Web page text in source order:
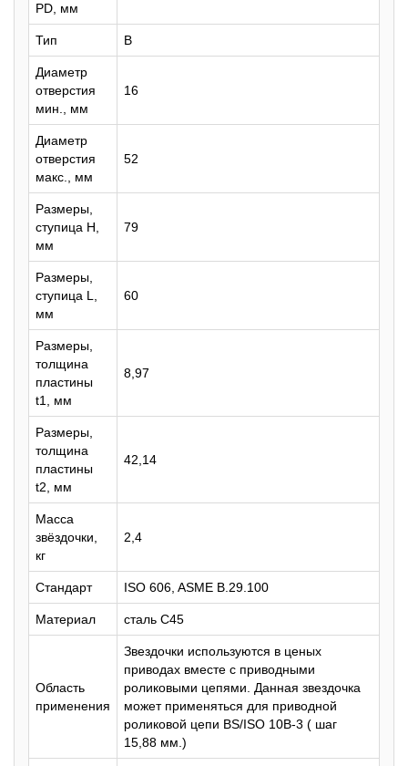
PD, мм
Тип B
Диаметр
отверстия
мин., мм
16
Диаметр
отверстия
макс., мм
52
Размеры,
ступица H,
мм
79
Размеры,
ступица L,
мм
60
Размеры,
толщина
пластины
t1, мм
8,97
Размеры,
толщина
пластины
t2, мм
42,14
Масса
звёздочки,
кг
2,4
Стандарт ISO 606, ASME B.29.100
Материал сталь C45
Область
применения
Звездочки используются в ценых
приводах вместе с приводными
роликовыми цепями. Данная звездочка
может применяться для приводной
роликовой цепи BS/ISO 10B-3 ( шаг
15,88 мм.)